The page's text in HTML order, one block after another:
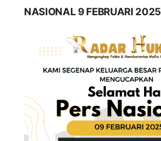
NASIONAL 9 FEBRUARI 2025